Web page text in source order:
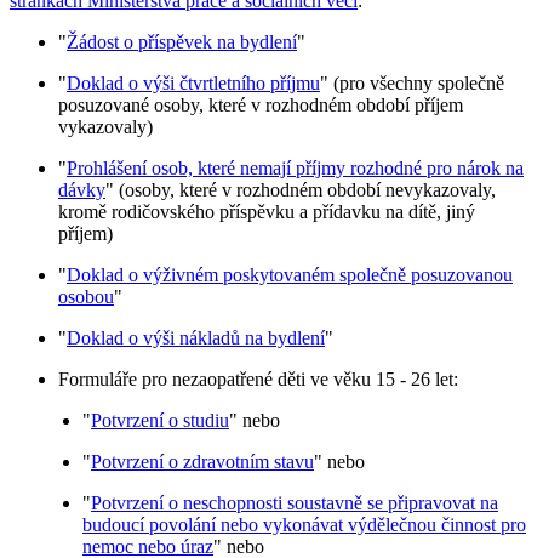
"Žádost o příspěvek na bydlení"
"Doklad o výši čtvrtletního příjmu" (pro všechny společně
posuzované osoby, které v rozhodném období příjem
vykazovaly)
"Prohlášení osob, které nemají příjmy rozhodné pro nárok na
dávky" (osoby, které v rozhodném období nevykazovaly,
kromě rodičovského příspěvku a přídavku na dítě, jiný
příjem)
"Doklad o výživném poskytovaném společně posuzovanou
osobou"
"Doklad o výši nákladů na bydlení"
Formuláře pro nezaopatřené děti ve věku 15 - 26 let:
"Potvrzení o studiu" nebo
"Potvrzení o zdravotním stavu" nebo
"Potvrzení o neschopnosti soustavně se připravovat na
budoucí povolání nebo vykonávat výdělečnou činnost pro
nemoc nebo úraz" nebo